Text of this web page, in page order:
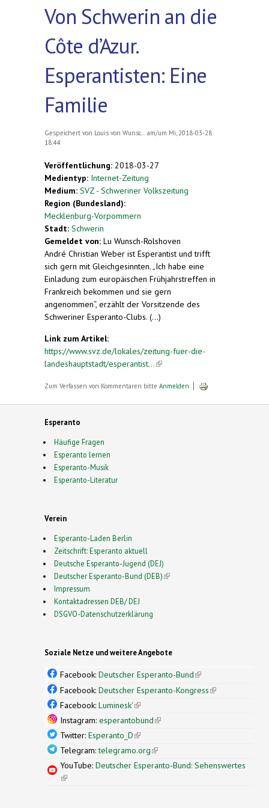
Von Schwerin an die
Côte d’Azur.
Esperantisten: Eine
Familie
Gespeichert von Louis von Wunsc...
am/um Mi, 2018-03-28
18:44
Veröffentlichung: 2018-03-27
Medientyp: Internet-Zeitung
Medium: SVZ - Schweriner Volkszeitung
Region (Bundesland):
Mecklenburg-Vorpommern
Stadt: Schwerin
Gemeldet von: Lu Wunsch-Rolshoven
André Christian Weber ist Esperantist und trifft
sich gern mit Gleichgesinnten. „Ich habe eine
Einladung zum europäischen Frühjahrstreffen in
Frankreich bekommen und sie gern
angenommen“, erzählt der Vorsitzende des
Schweriner Esperanto-Clubs. (...)
Link zum Artikel:
https://www.svz.de/lokales/zeitung-fuer-die-
landeshauptstadt/esperantist...(link is external)
Zum Verfassen von Kommentaren bitte Anmelden
Esperanto
Häufige Fragen
Esperanto lernen
Esperanto-Musik
Esperanto-Literatur
Verein
Esperanto-Laden Berlin
Zeitschrift: Esperanto aktuell
Deutsche Esperanto-Jugend (DEJ)
Deutscher Esperanto-Bund (DEB)(link is external)
Impressum
Kontaktadressen DEB/ DEJ
DSGVO-Datenschutzerklärung
Soziale Netze und weitere Angebote
Facebook: Deutscher Esperanto-Bund(link is
external)
Facebook: Deutscher Esperanto-Kongress(link is
Facebook: Luminesk'(link is external)
Instagram: esperantobund(link is external)
Twitter: Esperanto_D(link is external)
Telegram:telegramo.org(link is external)
YouTube: Deutscher Esperanto-Bund: Sehenswertes
(link is external)